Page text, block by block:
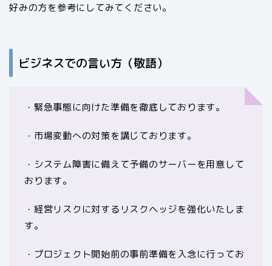
好みの方を参考にしてみてください。
ビジネスでの言い方（敬語）
・緊急事態に向けた準備を徹底しております。
・市場変動への対策を講じております。
・システム障害に備えて予備のサーバーを用意して
おります。
・経営リスクに対するリスクヘッジを強化いたしま
す。
・プロジェクト開始前の事前準備を入念に行ってお